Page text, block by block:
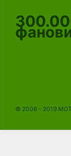
© 2006 - 2019